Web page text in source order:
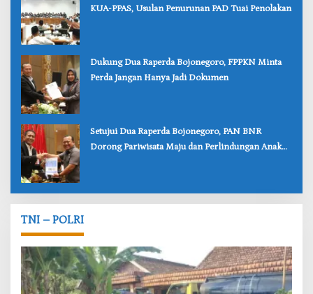
KUA-PPAS, Usulan Penurunan PAD Tuai Penolakan
‎Dukung Dua Raperda Bojonegoro, FPPKN Minta
Perda Jangan Hanya Jadi Dokumen
‎Setujui Dua Raperda Bojonegoro, PAN BNR
Dorong Pariwisata Maju dan Perlindungan Anak
TNI – POLRI